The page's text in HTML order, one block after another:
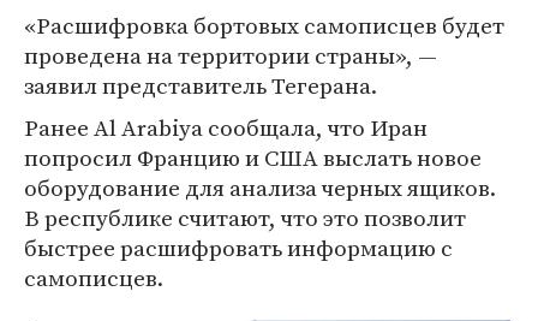
«Расшифровка бортовых самописцев будет
проведена на территории страны», —
заявил представитель Тегерана.
Ранее Al Arabiya сообщала, что Иран
попросил Францию и США выслать новое
оборудование для анализа черных ящиков.
В республике считают, что это позволит
быстрее расшифровать информацию с
самописцев.